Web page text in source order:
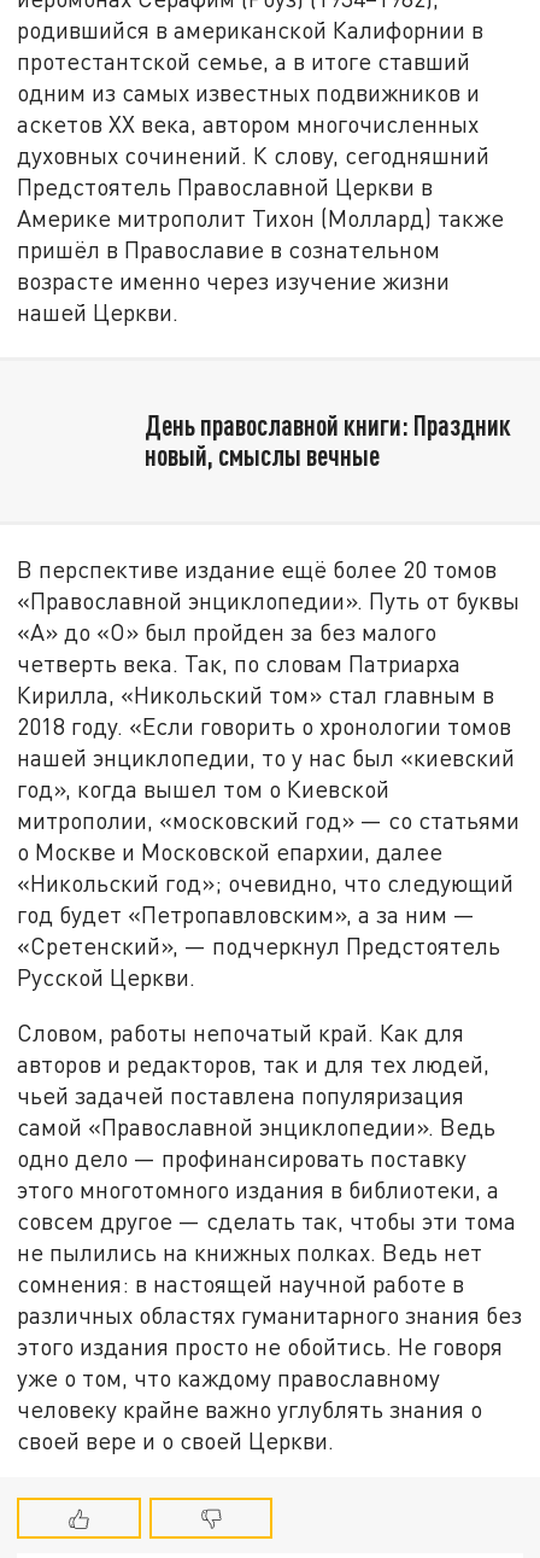
родившийся в американской Калифорнии в
протестантской семье, а в итоге ставший
одним из самых известных подвижников и
аскетов XX века, автором многочисленных
духовных сочинений. К слову, сегодняшний
Предстоятель Православной Церкви в
Америке митрополит Тихон (Моллард) также
пришёл в Православие в сознательном
возрасте именно через изучение жизни
нашей Церкви.
День православной книги: Праздник
новый, смыслы вечные
В перспективе издание ещё более 20 томов
«Православной энциклопедии». Путь от буквы
«А» до «О» был пройден за без малого
четверть века. Так, по словам Патриарха
Кирилла, «Никольский том» стал главным в
2018 году. «Если говорить о хронологии томов
нашей энциклопедии, то у нас был «киевский
год», когда вышел том о Киевской
митрополии, «московский год» — со статьями
о Москве и Московской епархии, далее
«Никольский год»; очевидно, что следующий
год будет «Петропавловским», а за ним —
«Сретенский», — подчеркнул Предстоятель
Русской Церкви.
Словом, работы непочатый край. Как для
авторов и редакторов, так и для тех людей,
чьей задачей поставлена популяризация
самой «Православной энциклопедии». Ведь
одно дело — профинансировать поставку
этого многотомного издания в библиотеки, а
совсем другое — сделать так, чтобы эти тома
не пылились на книжных полках. Ведь нет
сомнения: в настоящей научной работе в
различных областях гуманитарного знания без
этого издания просто не обойтись. Не говоря
уже о том, что каждому православному
человеку крайне важно углублять знания о
своей вере и о своей Церкви.